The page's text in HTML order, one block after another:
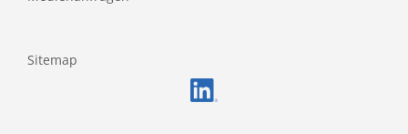
Sitemap